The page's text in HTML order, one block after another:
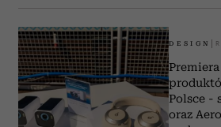
DESIGN
Polsce -
oraz